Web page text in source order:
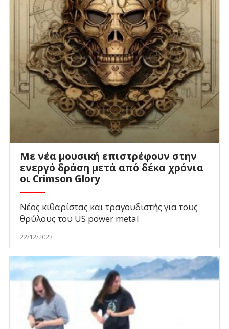
Με νέα μουσική επιστρέφουν στην
ενεργό δράση μετά από δέκα χρόνια
οι Crimson Glory
Νέος κιθαρίστας και τραγουδιστής για τους
θρύλους του US power metal
22/12/2023